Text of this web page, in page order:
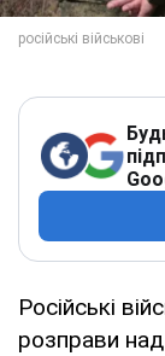
Російські
розправи